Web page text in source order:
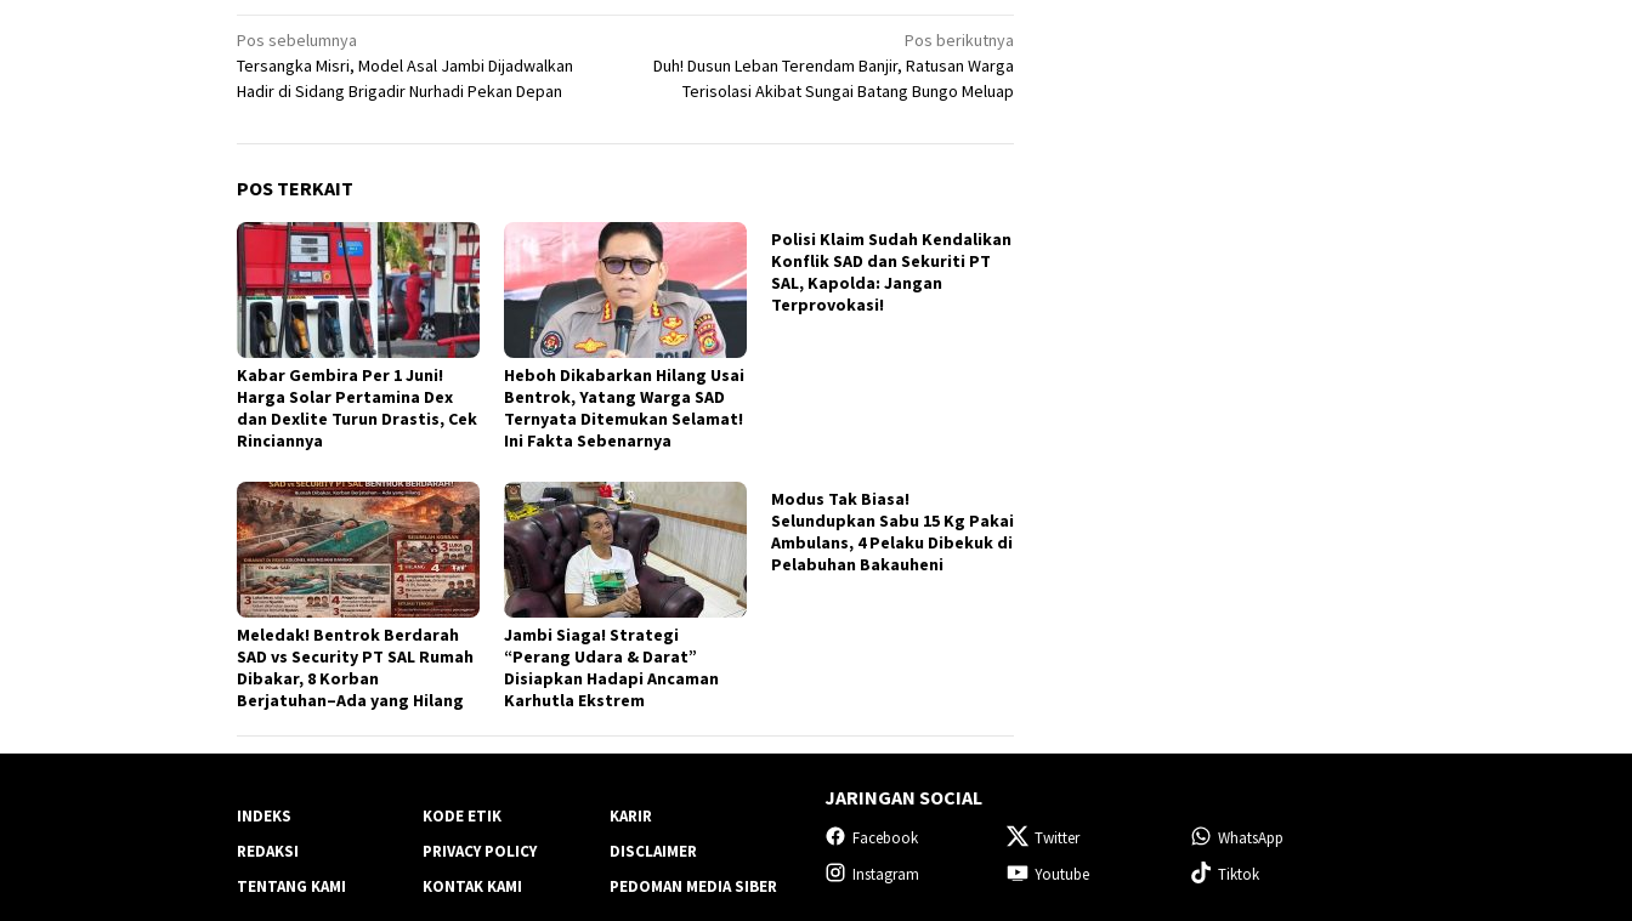
Navigasi
pos
Pos sebelumnya
Tersangka Misri, Model Asal Jambi Dijadwalkan
Hadir di Sidang Brigadir Nurhadi Pekan Depan
Pos berikutnya
Duh! Dusun Leban Terendam Banjir, Ratusan Warga
Terisolasi Akibat Sungai Batang Bungo Meluap
POS TERKAIT
Kabar Gembira Per 1 Juni!
Harga Solar Pertamina Dex
dan Dexlite Turun Drastis, Cek
Rinciannya
Heboh Dikabarkan Hilang Usai
Bentrok, Yatang Warga SAD
Ternyata Ditemukan Selamat!
Ini Fakta Sebenarnya
Polisi Klaim Sudah Kendalikan
Konflik SAD dan Sekuriti PT
SAL, Kapolda: Jangan
Terprovokasi!
Meledak! Bentrok Berdarah
SAD vs Security PT SAL Rumah
Dibakar, 8 Korban
Berjatuhan–Ada yang Hilang
Jambi Siaga! Strategi
“Perang Udara & Darat”
Disiapkan Hadapi Ancaman
Karhutla Ekstrem
Modus Tak Biasa!
Selundupkan Sabu 15 Kg Pakai
Ambulans, 4 Pelaku Dibekuk di
Pelabuhan Bakauheni
INDEKS KODE ETIK
KARIR
REDAKSI
PRIVACY POLICY
DISCLAIMER
TENTANG KAMI
KONTAK KAMI PEDOMAN MEDIA SIBER
JARINGAN SOCIAL
Facebook Twitter
WhatsApp
Instagram
Youtube Tiktok